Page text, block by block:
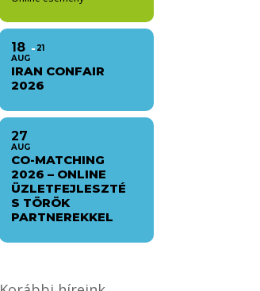
18
AUG
21
IRAN CONFAIR
2026
27
AUG
CO-MATCHING
2026 – ONLINE
ÜZLETFEJLESZTÉ
S TÖRÖK
PARTNEREKKEL